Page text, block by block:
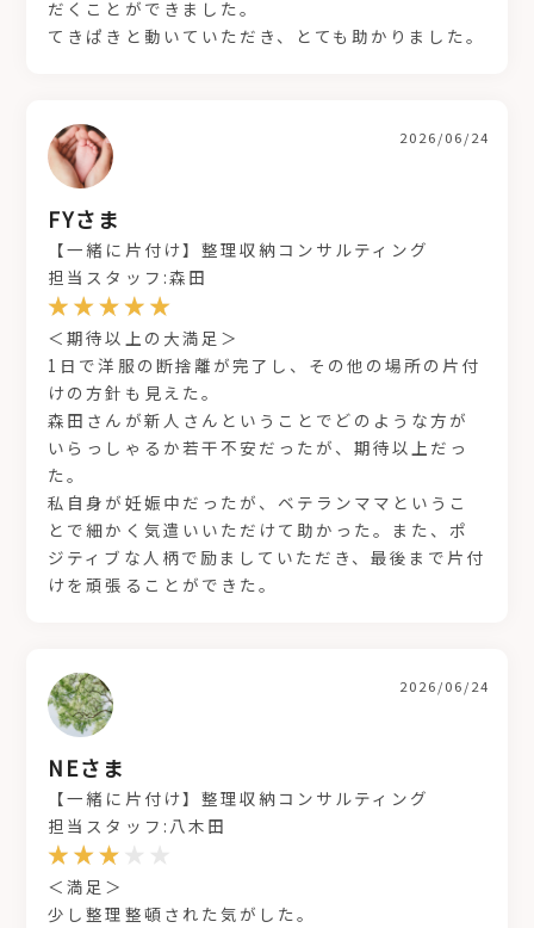
だくことができました。
てきぱきと動いていただき、とても助かりました。
FYさま
2026/06/24
【一緒に片付け】整理収納コンサルティング
担当スタッフ:森田
＜期待以上の大満足＞
1日で洋服の断捨離が完了し、その他の場所の片付
けの方針も見えた。
森田さんが新人さんということでどのような方が
いらっしゃるか若干不安だったが、期待以上だっ
た。
私自身が妊娠中だったが、ベテランママというこ
とで細かく気遣いいただけて助かった。また、ポ
ジティブな人柄で励ましていただき、最後まで片付
けを頑張ることができた。
NEさま
2026/06/24
【一緒に片付け】整理収納コンサルティング
担当スタッフ:八木田
＜満足＞
少し整理整頓された気がした。